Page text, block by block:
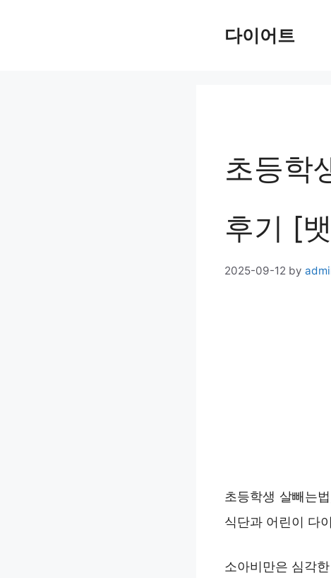
다이어트
초등학
후기 [
2025-09-12 by
초등학생 살빼는
식단과 어린이 다
소아비만은 심각